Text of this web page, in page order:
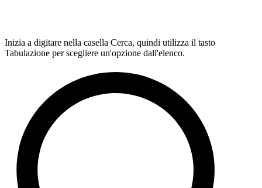
Inizia a digitare nella casella Cerca, quindi utilizza il tasto
Tabulazione per scegliere un'opzione dall'elenco.